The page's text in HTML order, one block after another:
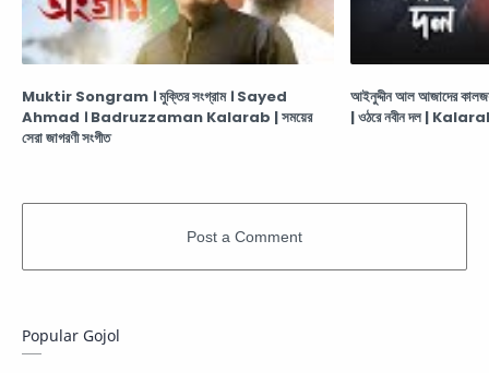
Muktir Songram । মুক্তির সংগ্রাম । Sayed
Ahmad । Badruzzaman Kalarab | সময়ের
সেরা জাগরণী সংগীত
আইনুদ্দীন আল আজাদের
| ওঠরে নবীন দল |
Popular Gojol